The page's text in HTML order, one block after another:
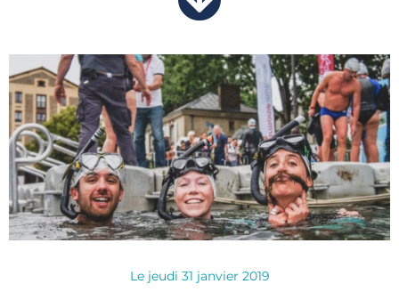
Le jeudi 31 janvier 2019